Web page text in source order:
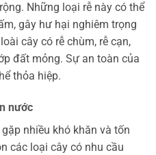
Những loại rễ này có thể
gây hư hại nghiêm trọng
cây có rễ chùm, rễ cạn,
đất mỏng. Sự an toàn của
thỏa hiệp.
nước
nhiều khó khăn và tốn
các loại cây có nhu cầu